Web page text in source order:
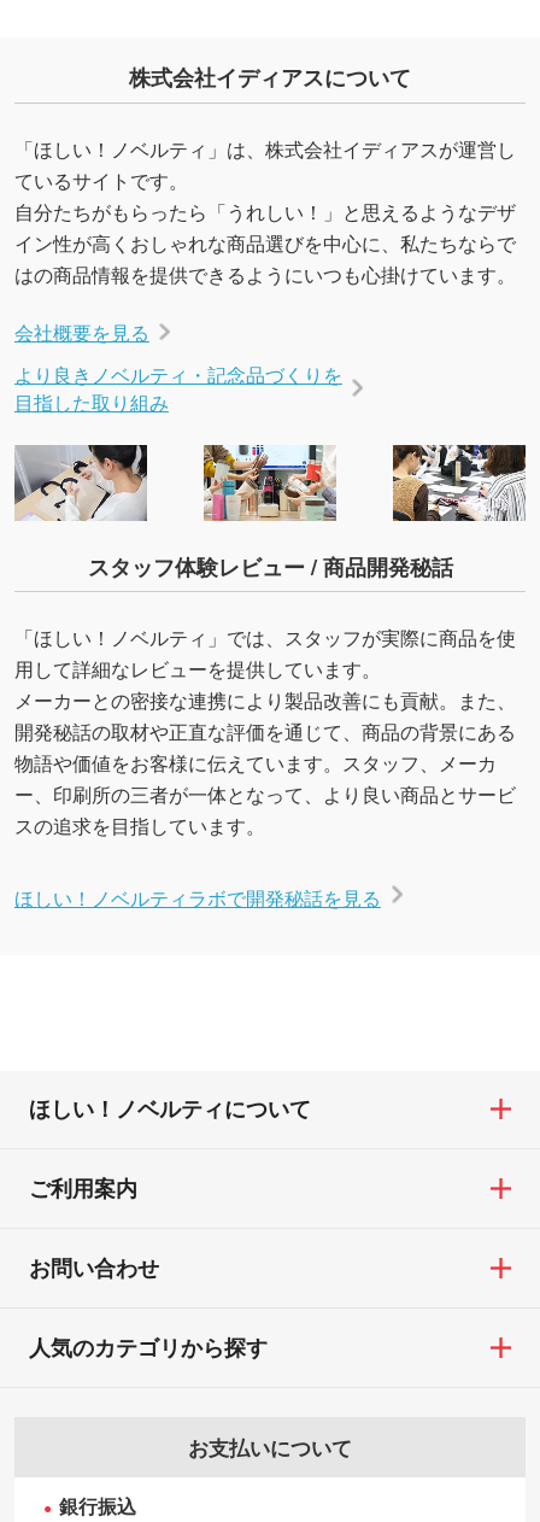
URLをご指定いただければ、QRコードを生成
いたします。配置のご相談にも応じています。
→ 詳しく見る
株式会社イディアスについて
「ほしい！ノベルティ」は、株式会社イディアスが運営し
ているサイトです。
自分たちがもらったら「うれしい！」と思えるようなデザ
イン性が高くおしゃれな商品選びを中心に、私たちならで
はの商品情報を提供できるようにいつも心掛けています。
会社概要を見る
より良きノベルティ・記念品づくりを
目指した取り組み
スタッフ体験レビュー / 商品開発秘話
「ほしい！ノベルティ」では、スタッフが実際に商品を使
用して詳細なレビューを提供しています。
メーカーとの密接な連携により製品改善にも貢献。また、
開発秘話の取材や正直な評価を通じて、商品の背景にある
物語や価値をお客様に伝えています。スタッフ、メーカ
ー、印刷所の三者が一体となって、より良い商品とサービ
スの追求を目指しています。
ほしい！ノベルティラボで開発秘話を見る
ほしい！ノベルティについて
ご利用案内
お問い合わせ
お支払いについて
銀行振込
人気のカテゴリから探す